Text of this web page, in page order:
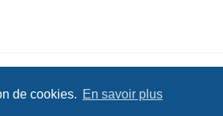
de cookies. En savoir plus